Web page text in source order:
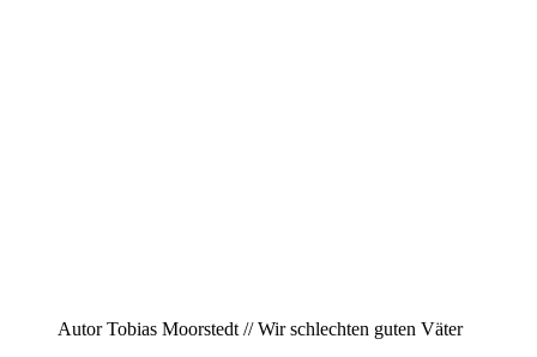
Autor Tobias Moorstedt // Wir schlechten guten Väter